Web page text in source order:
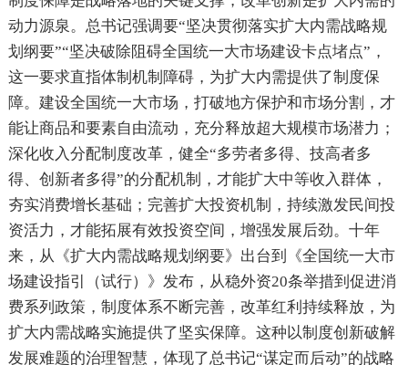
动力源泉。总书记强调要“坚决贯彻落实扩大内需战略规
划纲要”“坚决破除阻碍全国统一大市场建设卡点堵点”，
这一要求直指体制机制障碍，为扩大内需提供了制度保
障。建设全国统一大市场，打破地方保护和市场分割，才
能让商品和要素自由流动，充分释放超大规模市场潜力；
深化收入分配制度改革，健全“多劳者多得、技高者多
得、创新者多得”的分配机制，才能扩大中等收入群体，
夯实消费增长基础；完善扩大投资机制，持续激发民间投
资活力，才能拓展有效投资空间，增强发展后劲。十年
来，从《扩大内需战略规划纲要》出台到《全国统一大市
场建设指引（试行）》发布，从稳外资20条举措到促进消
费系列政策，制度体系不断完善，改革红利持续释放，为
扩大内需战略实施提供了坚实保障。这种以制度创新破解
发展难题的治理智慧，体现了总书记“谋定而后动”的战略